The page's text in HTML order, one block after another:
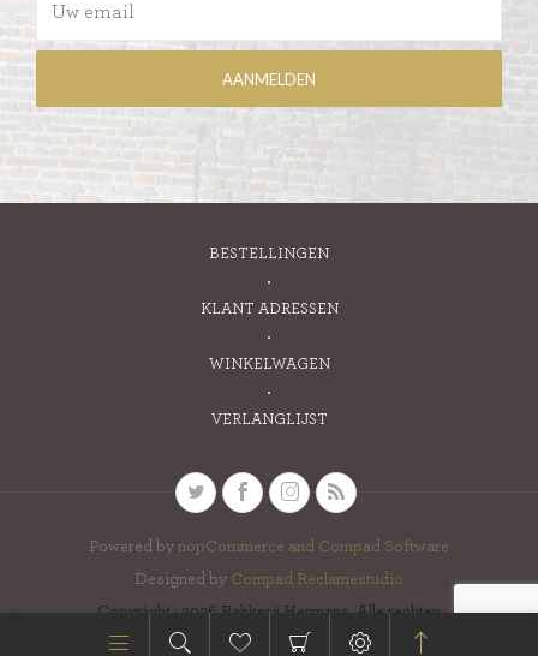
BESTELLINGEN
KLANT ADRESSEN
WINKELWAGEN
VERLANGLIJST
Powered by nopCommerce and Compad Software
Designed by Compad Reclamestudio
Copyright ; 2026 Bakkerij Hermans. Alle rechten
voorbehouden.